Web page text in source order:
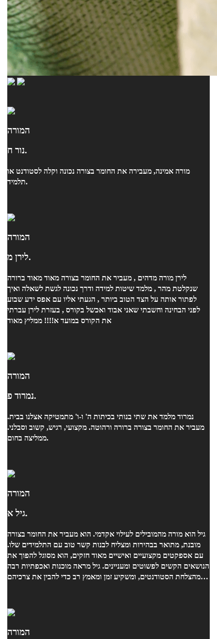
המורה
נור ח.
מורה אמינה, מעבירה את החומר בצורה נכונה וקלה לסטודנט או
תלמיד.
המורה
לירן מ.
לירן מורה מדהים , מעביר את החומר בצורה מאוד מאוד ברורה
שנקלטת מהר , מלמד שיטות למידה ודרך נכונה לגשת לשאלה ואיך
לפתור אותה על הצד הטוב ביותר , הגעתי אליו עם אפס ידע שבוע
לפני הבחינה וחשבתי שאני אבוד ואכשל בקורס , בעזרת לירן עברתי
את הקורס במועד א!!!! ממליץ מאוד
המורה
נמרוד פ.
נמרוד מלמד את שתי בנותי בכיתות ה' ו-ו' מתמטיקה אצלנו בבית.
מעביר את החומר בצורה ברורה ורהוטה. מקצועי, רגיש, קשוב וסבלני.
ממליצה בחום.
המורה
גיל א.
גיל הוא מורה מהמובילים לעילוי אקדמי. הוא מעביר את החומר בצורה
מובנת, מתואר בבהירות ומצליח לבנות קשר טוב עם התלמידים שלו.
עם אספקטים מקצועיים ואישיים מאוד חזקים, הוא מסוגל להפוך את
הנושאים הקשים לפשוטים ומעניינים. גיל מראה מוכנות ואכפתיות רבה
מהצלחת הסטודנטים, ומשקיע זמן ומאמץ רב כדי להבין את צרכיהם
ומקנה חוויית לימוד חיובית. אני ממליצה בחום על גיל, ואני בטוחה
המורה